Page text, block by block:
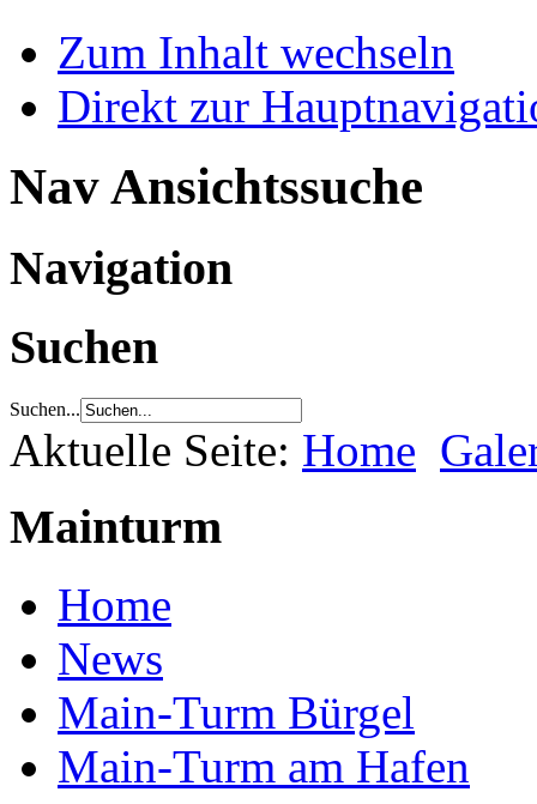
Zum Inhalt wechseln
Direkt zur
Nav Ansichtssuche
Navigation
Suchen
Suchen...
Aktuelle Seite: Home
Mainturm
Home
News
Main-Turm Bürgel
Main-Turm am Hafen